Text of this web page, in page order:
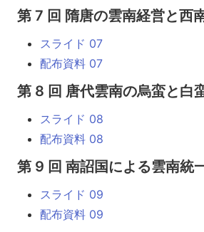
第 7 回 隋唐の雲南経営と西
スライド 07
配布資料 07
第 8 回 唐代雲南の烏蛮と白
スライド 08
配布資料 08
第 9 回 南詔国による雲南統
スライド 09
配布資料 09